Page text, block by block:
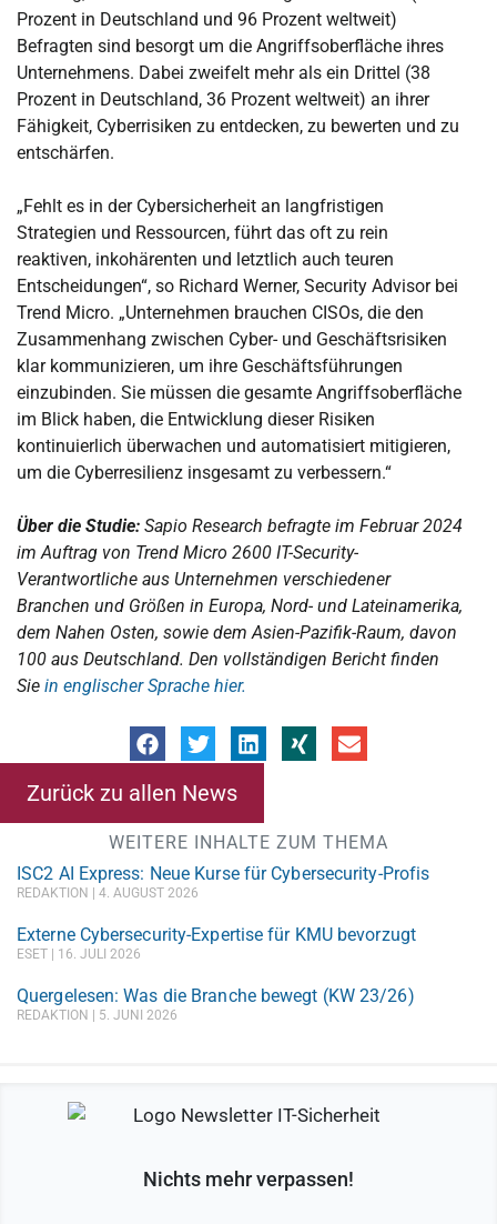
Prozent in Deutschland und 96 Prozent weltweit)
Befragten sind besorgt um die Angriffsoberfläche ihres
Unternehmens. Dabei zweifelt mehr als ein Drittel (38
Prozent in Deutschland, 36 Prozent weltweit) an ihrer
Fähigkeit, Cyberrisiken zu entdecken, zu bewerten und zu
entschärfen.
„Fehlt es in der Cybersicherheit an langfristigen
Strategien und Ressourcen, führt das oft zu rein
reaktiven, inkohärenten und letztlich auch teuren
Entscheidungen“, so Richard Werner, Security Advisor bei
Trend Micro. „Unternehmen brauchen CISOs, die den
Zusammenhang zwischen Cyber- und Geschäftsrisiken
klar kommunizieren, um ihre Geschäftsführungen
einzubinden. Sie müssen die gesamte Angriffsoberfläche
im Blick haben, die Entwicklung dieser Risiken
kontinuierlich überwachen und automatisiert mitigieren,
um die Cyberresilienz insgesamt zu verbessern.“
Über die Studie: Sapio Research befragte im Februar 2024
im Auftrag von Trend Micro 2600 IT-Security-
Verantwortliche aus Unternehmen verschiedener
Branchen und Größen in Europa, Nord- und Lateinamerika,
dem Nahen Osten, sowie dem Asien-Pazifik-Raum, davon
100 aus Deutschland. Den vollständigen Bericht finden
Sie in englischer Sprache hier.
Zurück zu allen News
WEITERE INHALTE ZUM THEMA
ISC2 AI Express: Neue Kurse für Cybersecurity-Profis
REDAKTION 4. AUGUST 2026
Externe Cybersecurity-Expertise für KMU bevorzugt
ESET 16. JULI 2026
Quergelesen: Was die Branche bewegt (KW 23/26)
REDAKTION 5. JUNI 2026
Nichts mehr verpassen!